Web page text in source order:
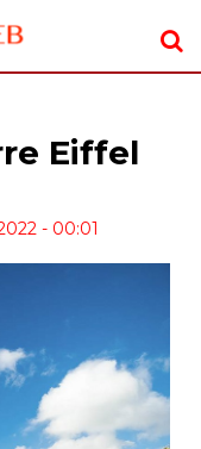
Eiffel
- 00:01